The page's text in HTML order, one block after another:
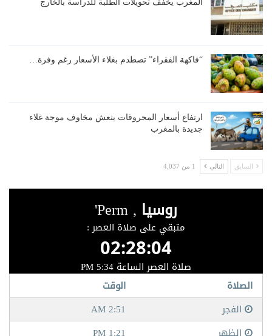
المغرب يخفف تحويلات الطلبة للدراسة بالخارج
“فاكهة الفقراء” تصطدم بغلاء الأسعار رغم وفرة…
ارتفاع أسعار المحروقات ينعش مخاوف موجة غلاء
جديدة بالمغرب
السابق التالي 1 من 4,037